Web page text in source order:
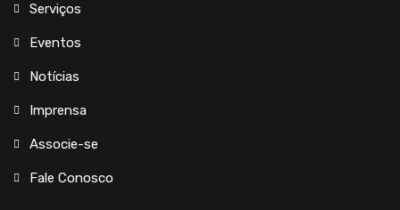
Serviços
Eventos
Notícias
Imprensa
Associe-se
Fale Conosco